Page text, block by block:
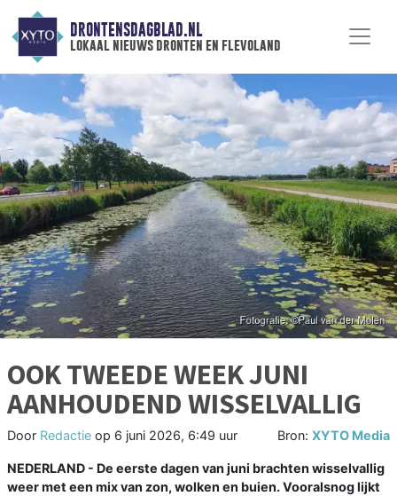
DRONTENSDAGBLAD.NL
lokaal nieuws dronten en flevoland
OOK TWEEDE WEEK JUNI
AANHOUDEND WISSELVALLIG
Door Redactie op 6 juni 2026, 6:49 uur Bron: XYTO Media
NEDERLAND - De eerste dagen van juni brachten wisselvallig
weer met een mix van zon, wolken en buien. Vooralsnog lijkt